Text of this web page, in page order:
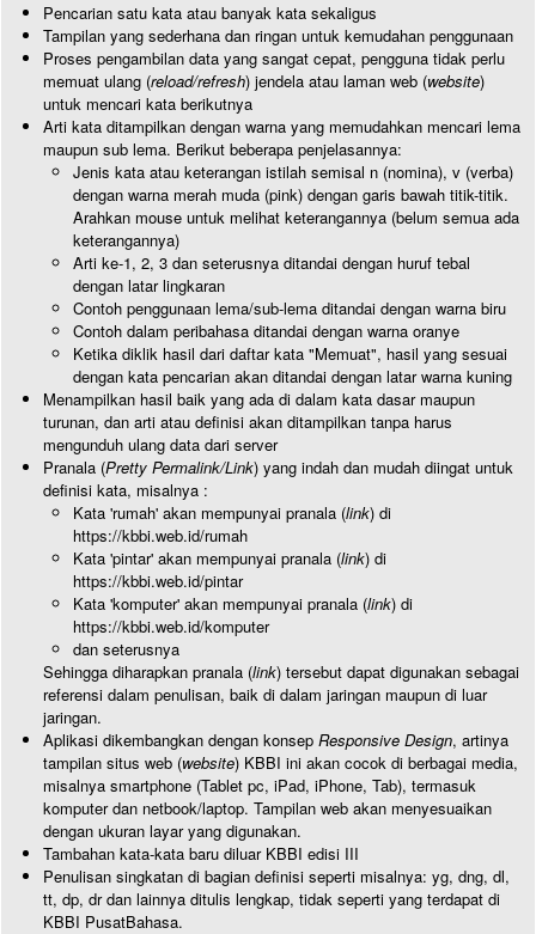
Pencarian satu kata atau banyak kata sekaligus
Tampilan yang sederhana dan ringan untuk kemudahan penggunaan
Proses pengambilan data yang sangat cepat, pengguna tidak perlu
memuat ulang (reload/refresh) jendela atau laman web (website)
untuk mencari kata berikutnya
Arti kata ditampilkan dengan warna yang memudahkan mencari lema
maupun sub lema. Berikut beberapa penjelasannya:
Jenis kata atau keterangan istilah semisal n (nomina), v (verba)
dengan warna merah muda (pink) dengan garis bawah titik-titik.
Arahkan mouse untuk melihat keterangannya (belum semua ada
keterangannya)
Arti ke-1, 2, 3 dan seterusnya ditandai dengan huruf tebal
dengan latar lingkaran
Contoh penggunaan lema/sub-lema ditandai dengan warna biru
Contoh dalam peribahasa ditandai dengan warna oranye
Ketika diklik hasil dari daftar kata "Memuat", hasil yang sesuai
dengan kata pencarian akan ditandai dengan latar warna kuning
Menampilkan hasil baik yang ada di dalam kata dasar maupun
turunan, dan arti atau definisi akan ditampilkan tanpa harus
mengunduh ulang data dari server
Pranala (Pretty Permalink/Link) yang indah dan mudah diingat untuk
definisi kata, misalnya :
Kata 'rumah' akan mempunyai pranala (link) di
https://kbbi.web.id/rumah
Kata 'pintar' akan mempunyai pranala (link) di
https://kbbi.web.id/pintar
Kata 'komputer' akan mempunyai pranala (link) di
https://kbbi.web.id/komputer
dan seterusnya
Sehingga diharapkan pranala (link) tersebut dapat digunakan sebagai
referensi dalam penulisan, baik di dalam jaringan maupun di luar
jaringan.
Aplikasi dikembangkan dengan konsep Responsive Design, artinya
tampilan situs web (website) KBBI ini akan cocok di berbagai media,
misalnya smartphone (Tablet pc, iPad, iPhone, Tab), termasuk
komputer dan netbook/laptop. Tampilan web akan menyesuaikan
dengan ukuran layar yang digunakan.
Tambahan kata-kata baru diluar KBBI edisi III
Penulisan singkatan di bagian definisi seperti misalnya: yg, dng, dl,
tt, dp, dr dan lainnya ditulis lengkap, tidak seperti yang terdapat di
KBBI PusatBahasa.